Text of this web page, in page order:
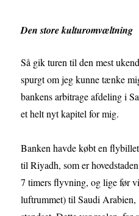
Den store kulturomvæltning
Så gik turen til den mest
spurgt om jeg kunne tænke
bankens arbitrage afdeling i
et helt nyt kapitel for mig.
Banken havde købt en
til Riyadh, som er
7 timers flyvning, og lige før
luftrummet) til Saudi